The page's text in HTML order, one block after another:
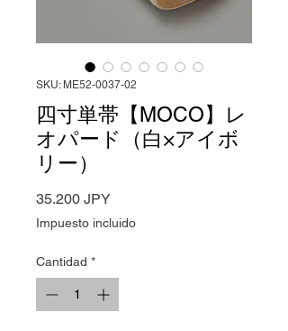
SKU: ME52-0037-02
四寸単帯【MOCO】レ
オパード（白×アイボ
リー）
35.200 JPYPrecio
Impuesto incluido
Cantidad *